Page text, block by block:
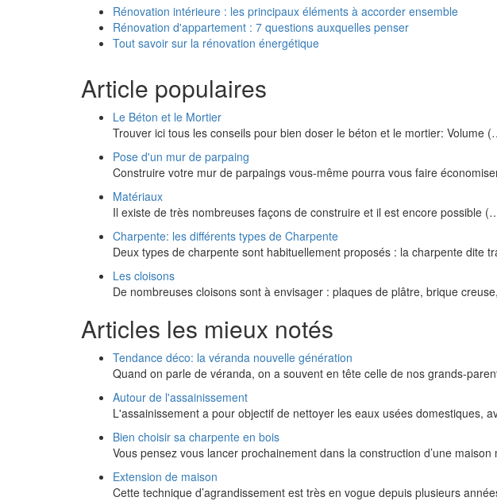
Rénovation intérieure : les principaux éléments à accorder ensemble
Rénovation d'appartement : 7 questions auxquelles penser
Tout savoir sur la rénovation énergétique
Article populaires
Le Béton et le Mortier
Trouver ici tous les conseils pour bien doser le béton et le mortier: Volume
Pose d'un mur de parpaing
Construire votre mur de parpaings vous-même pourra vous faire
Matériaux
Il existe de très nombreuses façons de construire et il est encore possible
Charpente: les différents types de Charpente
Deux types de charpente sont habituellement proposés : la charpente dite
Les cloisons
De nombreuses cloisons sont à envisager : plaques de plâtre, brique
Articles les mieux notés
Tendance déco: la véranda nouvelle génération
Quand on parle de véranda, on a souvent en tête celle de nos grands-
Autour de l'assainissement
L'assainissement a pour objectif de nettoyer les eaux usées domestiques,
Bien choisir sa charpente en bois
Vous pensez vous lancer prochainement dans la construction d’une
Extension de maison
Cette technique d’agrandissement est très en vogue depuis plusieurs